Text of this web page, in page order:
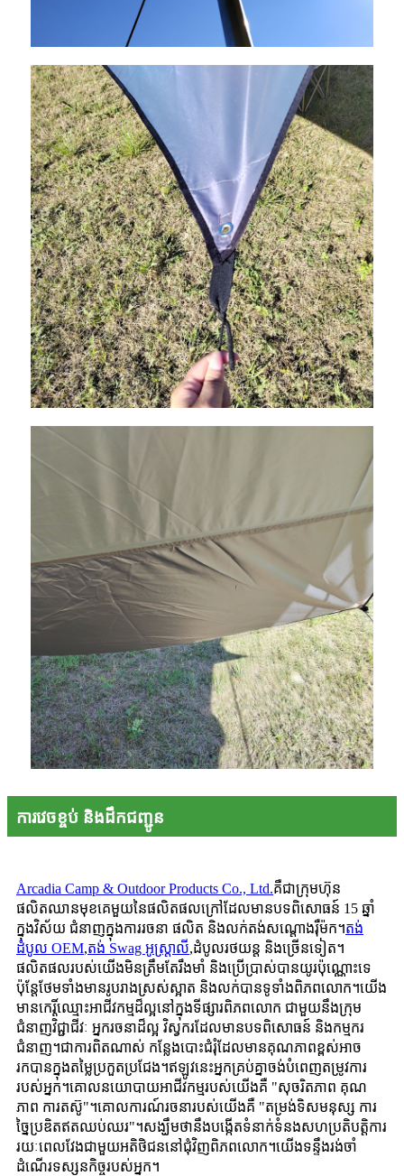
ការវេចខ្ចប់ និងដឹកជញ្ជូន
Arcadia Camp & Outdoor Products Co., Ltd.គឺជាក្រុមហ៊ុន
ផលិតឈានមុខគេមួយនៃផលិតផលក្រៅដែលមានបទពិសោធន៍ 15 ឆ្នាំ
ក្នុងវិស័យ ជំនាញក្នុងការរចនា ផលិត និងលក់តង់សណ្តោងរ៉ឺម៉ក។តង់
ដំបូល OEM,តង់ Swag អូស្ត្រាលី,ដំបូលរថយន្ត និងច្រើនទៀត។
ផលិតផលរបស់យើងមិនត្រឹមតែរឹងមាំ និងប្រើប្រាស់បានយូរប៉ុណ្ណោះទេ
ប៉ុន្តែថែមទាំងមានរូបរាងស្រស់ស្អាត និងលក់បានទូទាំងពិភពលោក។យើង
មានកេរ្តិ៍ឈ្មោះអាជីវកម្មដ៏ល្អនៅក្នុងទីផ្សារពិភពលោក ជាមួយនឹងក្រុម
ជំនាញវិជ្ជាជីវៈ អ្នករចនាដ៏ល្អ វិស្វករដែលមានបទពិសោធន៍ និងកម្មករ
ជំនាញ។ជាការពិតណាស់ កន្លែងបោះជំរុំដែលមានគុណភាពខ្ពស់អាច
រកបានក្នុងតម្លៃប្រកួតប្រជែង។ឥឡូវនេះអ្នកគ្រប់គ្នាចង់បំពេញតម្រូវការ
របស់អ្នក។គោលនយោបាយអាជីវកម្មរបស់យើងគឺ "សុចរិតភាព គុណ
ភាព ការតស៊ូ"។គោលការណ៍រចនារបស់យើងគឺ "តម្រង់ទិសមនុស្ស ការ
ច្នៃប្រឌិតឥតឈប់ឈរ"។សង្ឃឹម​ថា​នឹង​បង្កើត​ទំនាក់ទំនង​សហប្រតិបត្តិការ​
រយៈពេល​វែង​ជាមួយ​អតិថិជន​នៅ​ជុំវិញ​ពិភពលោក។យើងទន្ទឹងរង់ចាំ
ដំណើរទស្សនកិច្ចរបស់អ្នក។